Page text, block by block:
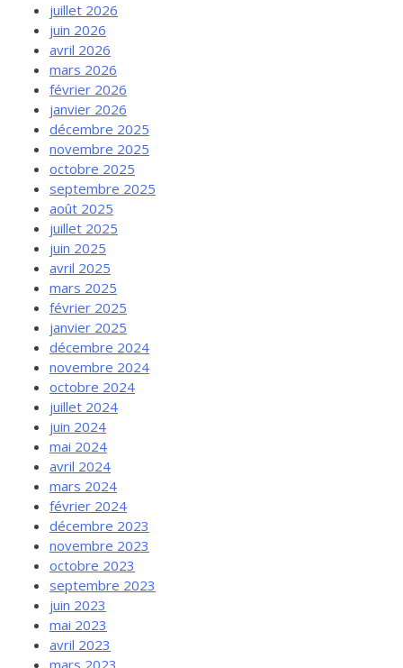
juillet 2026
juin 2026
avril 2026
mars 2026
février 2026
janvier 2026
décembre 2025
novembre 2025
octobre 2025
septembre 2025
août 2025
juillet 2025
juin 2025
avril 2025
mars 2025
février 2025
janvier 2025
décembre 2024
novembre 2024
octobre 2024
juillet 2024
juin 2024
mai 2024
avril 2024
mars 2024
février 2024
décembre 2023
novembre 2023
octobre 2023
septembre 2023
juin 2023
mai 2023
avril 2023